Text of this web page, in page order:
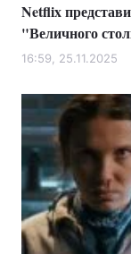
Netflix
"Величного
16:59, 25.11.2025